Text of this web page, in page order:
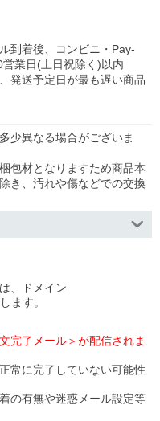
到着後、コンビニ・Pay-
業日(土日祝除く)以内
発送予定日が最も遅い商品
少異なる場合がございま
包材となりますため商品本
き、汚れや傷などでの交換
、ドメイン
ます。
完了メール＞が配信されま
常に完了していない可能性
の有無や迷惑メール設定等